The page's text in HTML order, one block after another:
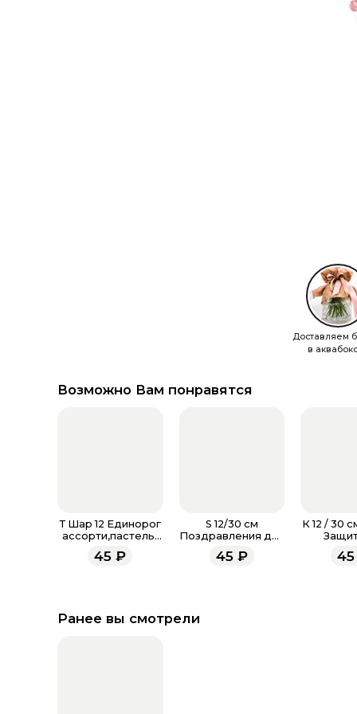
Доставляем
в
Возможно Вам понравятся
Т Шар 12 Единорог
ассорти,пастель-
45 ₽
S 12/30 см
Поздравления для
Пастель
45₽
К 12 / 30
45
Ранее вы смотрели